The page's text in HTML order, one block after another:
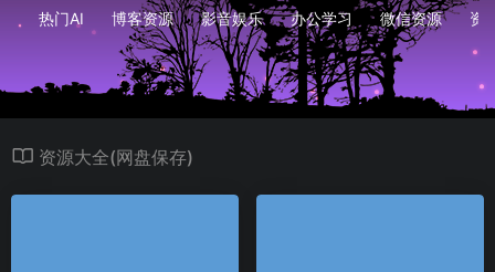
热门AI 博客资源 影音娱乐 办公学习 微信资源 资
资源大全(网盘保存)